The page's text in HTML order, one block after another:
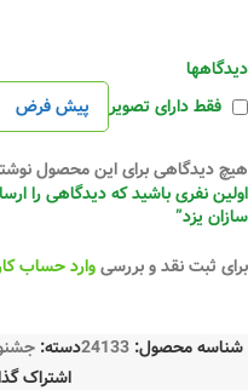
دیدگاهها
فقط دارای تصویر
هیچ دیدگاهی برای این محصول
سازان یزد”
برای ثبت نقد و بررسیوارد حساب
شناسه محصول: 24133دسته:
اشتراک